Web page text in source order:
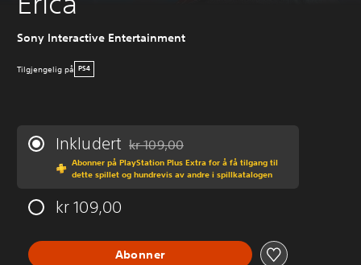
Sony Interactive Entertainment
Tilgjengelig på PS4
Inkludert Nedsatt fra opprinnelig pris på kr 109,00
kr 109,00
Abonner på PlayStation Plus Extra for å få tilgang til
dette spillet og hundrevis av andre i spillkatalogen
kr 109,00
Abonner